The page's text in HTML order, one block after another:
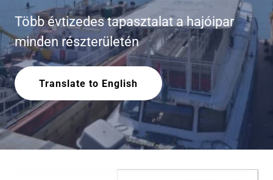
Több évtizedes tapasztalat a hajóipar
minden részterületén
Translate to English